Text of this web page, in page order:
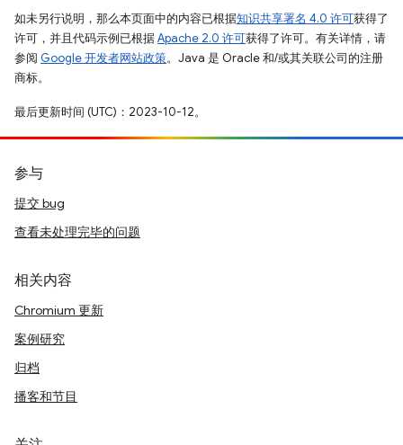
如未另行说明，那么本页面中的内容已根据知识共享署名 4.0 许可获得了
许可，并且代码示例已根据Apache 2.0 许可获得了许可。有关详情，请
参阅 Google 开发者网站政策。Java 是 Oracle 和/或其关联公司的注册
商标。
最后更新时间 (UTC)：2023-10-12。
参与
提交 bug
查看未处理完毕的问题
相关内容
Chromium 更新
案例研究
归档
播客和节目